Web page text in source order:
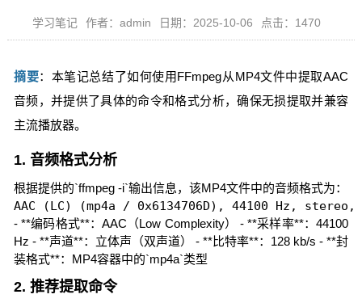
学习笔记 作者：admin 日期：2025-10-06 点击：1470
摘要：本笔记总结了如何使用FFmpeg从MP4文件中提取AAC
音频，并提供了具体的命令和格式分析，确保无损提取并兼容
主流播放器。
1. 音频格式分析
根据提供的`ffmpeg -i`输出信息，该MP4文件中的音频格式为：
AAC (LC) (mp4a / 0x6134706D), 44100 Hz,
- **编码格式**：AAC（Low Complexity） - **采样率**：44100
Hz - **声道**：立体声（双声道） - **比特率**：128 kb/s - **封
装格式**：MP4容器中的`mp4a`类型
2. 推荐提取命令